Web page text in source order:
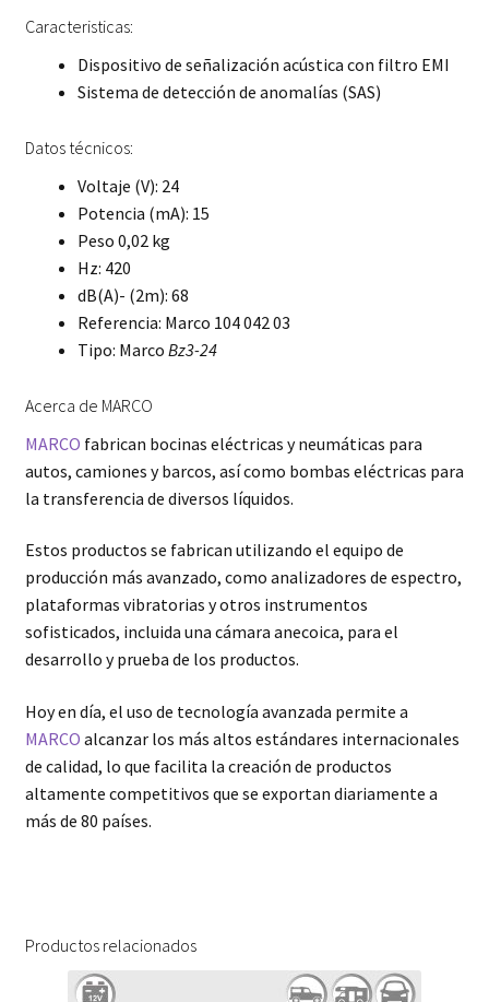
Caracteristicas:
Dispositivo de señalización acústica con filtro EMI
Sistema de detección de anomalías (SAS)
Datos técnicos:
Voltaje (V): 24
Potencia (mA): 15
Peso 0,02 kg
Hz: 420
dB(A)- (2m): 68
Referencia: Marco 104 042 03
Tipo: Marco Bz3-24
Acerca de MARCO
MARCO fabrican bocinas eléctricas y neumáticas para
autos, camiones y barcos, así como bombas eléctricas para
la transferencia de diversos líquidos.
Estos productos se fabrican utilizando el equipo de
producción más avanzado, como analizadores de espectro,
plataformas vibratorias y otros instrumentos
sofisticados, incluida una cámara anecoica, para el
desarrollo y prueba de los productos.
Hoy en día, el uso de tecnología avanzada permite a
MARCO alcanzar los más altos estándares internacionales
de calidad, lo que facilita la creación de productos
altamente competitivos que se exportan diariamente a
más de 80 países.
Productos relacionados